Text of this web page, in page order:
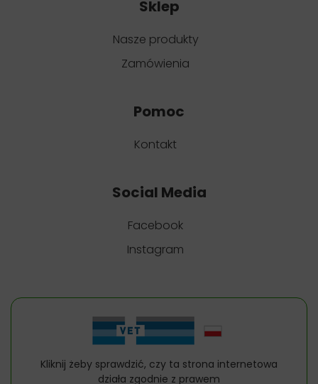
Sklep
Nasze produkty
Zamówienia
Pomoc
Kontakt
Social Media
Facebook
Instagram
Kliknij żeby sprawdzić, czy ta strona internetowa
działa zgodnie z prawem